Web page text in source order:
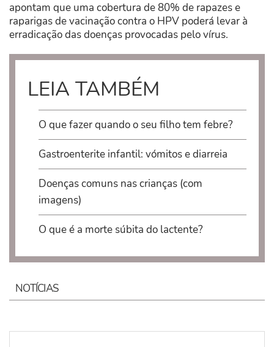
apontam que uma cobertura de 80% de rapazes e
raparigas de vacinação contra o HPV poderá levar à
erradicação das doenças provocadas pelo vírus.
LEIA TAMBÉM
O que fazer quando o seu filho tem febre?
Gastroenterite infantil: vómitos e diarreia
Doenças comuns nas crianças (com
imagens)
O que é a morte súbita do lactente?
NOTÍCIAS